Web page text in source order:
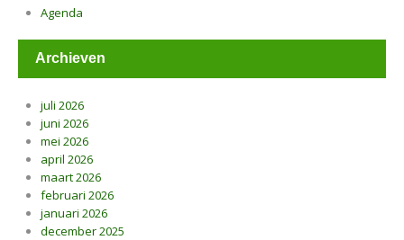
Agenda
Archieven
juli 2026
juni 2026
mei 2026
april 2026
maart 2026
februari 2026
januari 2026
december 2025